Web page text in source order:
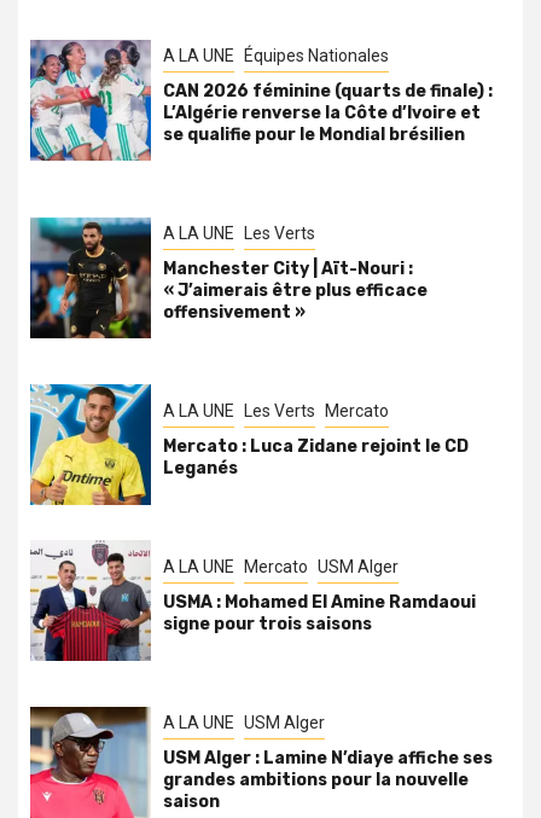
A LA UNE Équipes Nationales
CAN 2026 féminine (quarts de finale) :
L’Algérie renverse la Côte d’Ivoire et
se qualifie pour le Mondial brésilien
A LA UNE Les Verts
Manchester City | Aït-Nouri :
« J’aimerais être plus efficace
offensivement »
A LA UNE Les Verts Mercato
Mercato : Luca Zidane rejoint le CD
Leganés
A LA UNE Mercato USM Alger
USMA : Mohamed El Amine Ramdaoui
signe pour trois saisons
A LA UNE USM Alger
USM Alger : Lamine N’diaye affiche ses
grandes ambitions pour la nouvelle
saison